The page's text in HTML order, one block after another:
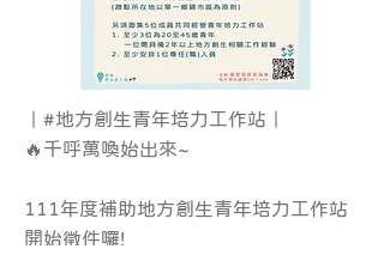
｜#地方創生青年培力工作站｜
🔥千呼萬喚始出來~
111年度補助地方創生青年培力工作站
開始徵件囉!